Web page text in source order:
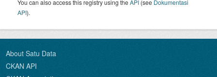
You can also access this registry using theAPI (see Dokumentasi
API).
About Satu Data
CKAN API